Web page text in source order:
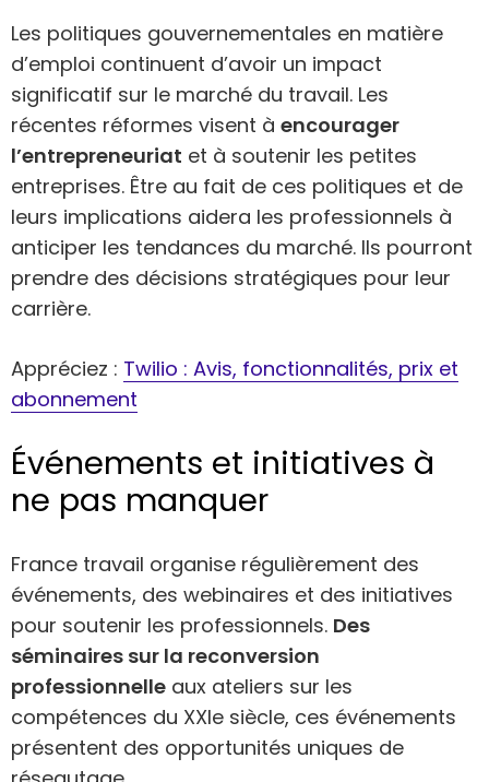
Les politiques gouvernementales en matière
d’emploi continuent d’avoir un impact
significatif sur le marché du travail. Les
récentes réformes visent à encourager
l’entrepreneuriat et à soutenir les petites
entreprises. Être au fait de ces politiques et de
leurs implications aidera les professionnels à
anticiper les tendances du marché. Ils pourront
prendre des décisions stratégiques pour leur
carrière.
Appréciez : Twilio : Avis, fonctionnalités, prix et
abonnement
Événements et initiatives à
ne pas manquer
France travail organise régulièrement des
événements, des webinaires et des initiatives
pour soutenir les professionnels. Des
séminaires sur la reconversion
professionnelle aux ateliers sur les
compétences du XXIe siècle, ces événements
présentent des opportunités uniques de